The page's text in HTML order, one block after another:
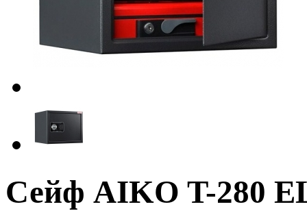
Сейф AIKO T-280